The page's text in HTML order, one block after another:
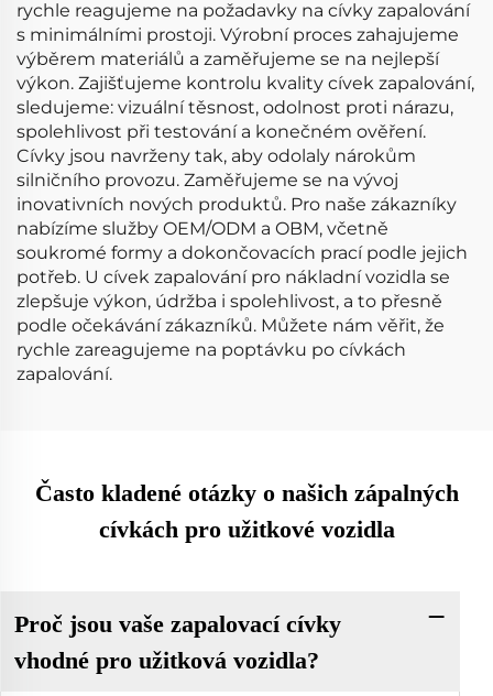
rychle reagujeme na požadavky na cívky zapalování
s minimálními prostoji. Výrobní proces zahajujeme
výběrem materiálů a zaměřujeme se na nejlepší
výkon. Zajišťujeme kontrolu kvality cívek zapalování,
sledujeme: vizuální těsnost, odolnost proti nárazu,
spolehlivost při testování a konečném ověření.
Cívky jsou navrženy tak, aby odolaly nárokům
silničního provozu. Zaměřujeme se na vývoj
inovativních nových produktů. Pro naše zákazníky
nabízíme služby OEM/ODM a OBM, včetně
soukromé formy a dokončovacích prací podle jejich
potřeb. U cívek zapalování pro nákladní vozidla se
zlepšuje výkon, údržba i spolehlivost, a to přesně
podle očekávání zákazníků. Můžete nám věřit, že
rychle zareagujeme na poptávku po cívkách
zapalování.
Často kladené otázky o našich zápalných
cívkách pro užitkové vozidla
Proč jsou vaše zapalovací cívky
vhodné pro užitková vozidla?